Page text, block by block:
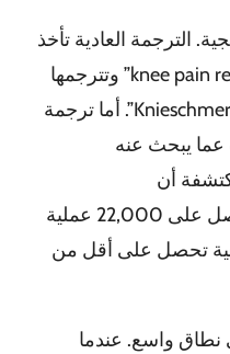
الترجمة العادية تأخذ
كلمتك المفتاحية الإنجليزية “knee pain relief” وتترجمها
إلى الألمانية كـ “Knieschmerzen Linderung”. أما ترجمة
يبحث عنه
أن
“Knieschmerzen was tun” يحصل على 22,000 عملية
تحصل على أقل من
واسع. عندما